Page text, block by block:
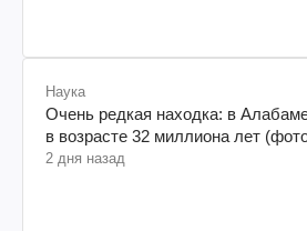
Наука
Очень редкая находка: в
в возрасте 32 миллиона лет (фото)